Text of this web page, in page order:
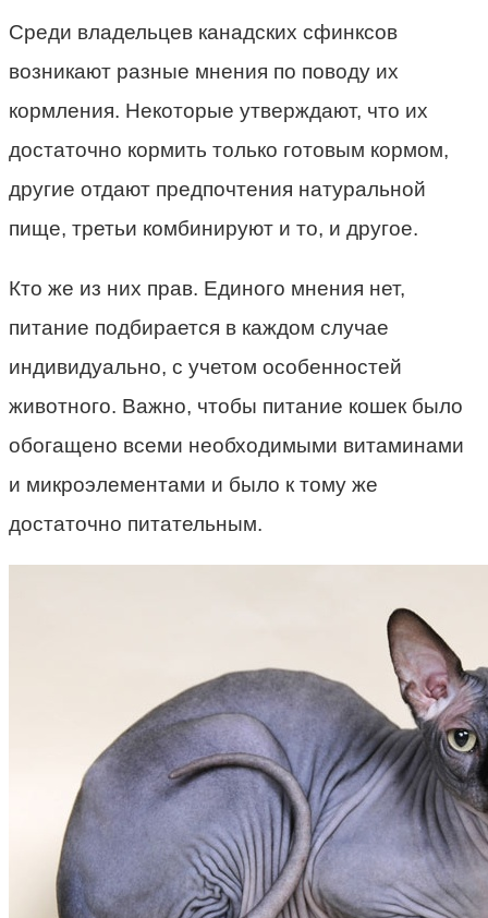
Среди владельцев канадских сфинксов
возникают разные мнения по поводу их
кормления. Некоторые утверждают, что их
достаточно кормить только готовым кормом,
другие отдают предпочтения натуральной
пище, третьи комбинируют и то, и другое.
Кто же из них прав. Единого мнения нет,
питание подбирается в каждом случае
индивидуально, с учетом особенностей
животного. Важно, чтобы питание кошек было
обогащено всеми необходимыми витаминами
и микроэлементами и было к тому же
достаточно питательным.